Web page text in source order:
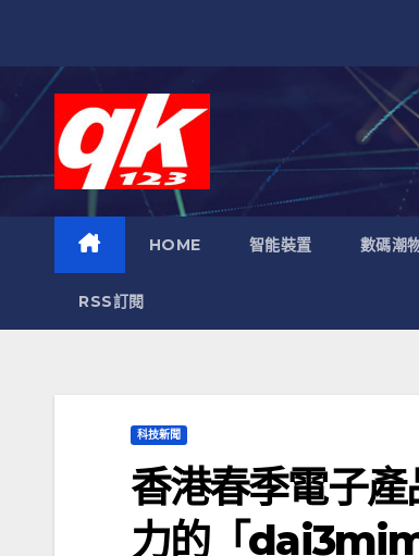
HOME 智能裝置 數碼潮
RSS訂閱
科技新聞
香港春季電子
力的「